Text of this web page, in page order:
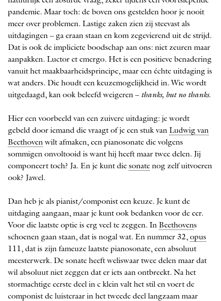
pandemie. Maar toch: de boven ons gestelden hoor je nooit
meer over ­problemen. Lastige zaken zien zij steevast als
uitdagingen – ga eraan staan en kom zegevierend uit de strijd.
Dat is ook de impliciete boodschap aan ons: niet zeuren maar
aanpakken. Luctor et emergo. Het is een positieve benadering
vanuit het maakbaarheids­principe, maar een échte uitdaging is
wat anders. Die houdt een keuzemogelijkheid in. Wie wordt
uitgedaagd, kan ook beleefd weigeren – thanks, but no thanks.
Hier een voorbeeld van een zuivere uitdaging: je wordt
gebeld door iemand die vraagt of je een stuk van Ludwig van
Beethoven wilt afmaken, een pianosonate die volgens
sommigen onvoltooid is want hij heeft maar twee delen. Jij
componeert toch? Ja. En je kunt die sonate nog zelf uitvoeren
ook? Jawel.
Dan heb je als pianist/componist een keuze. Je kunt de
uitdaging aangaan, maar je kunt ook bedanken voor de eer.
Voor die laatste optie is erg veel te zeggen. In Beethovens
schoenen gaan staan, dat is nogal wat. En nummer 32, opus
111, dat is zijn fameuze laatste pianosonate, een absoluut
meesterwerk. De sonate heeft weliswaar twee delen maar dat
wil absoluut niet zeggen dat er iets aan ontbreekt. Na het
stormachtige eerste deel in c klein valt het stil en voert de
componist de luisteraar in het tweede deel langzaam maar